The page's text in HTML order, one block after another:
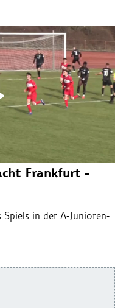
Frankfurt -
in der A-Junioren-